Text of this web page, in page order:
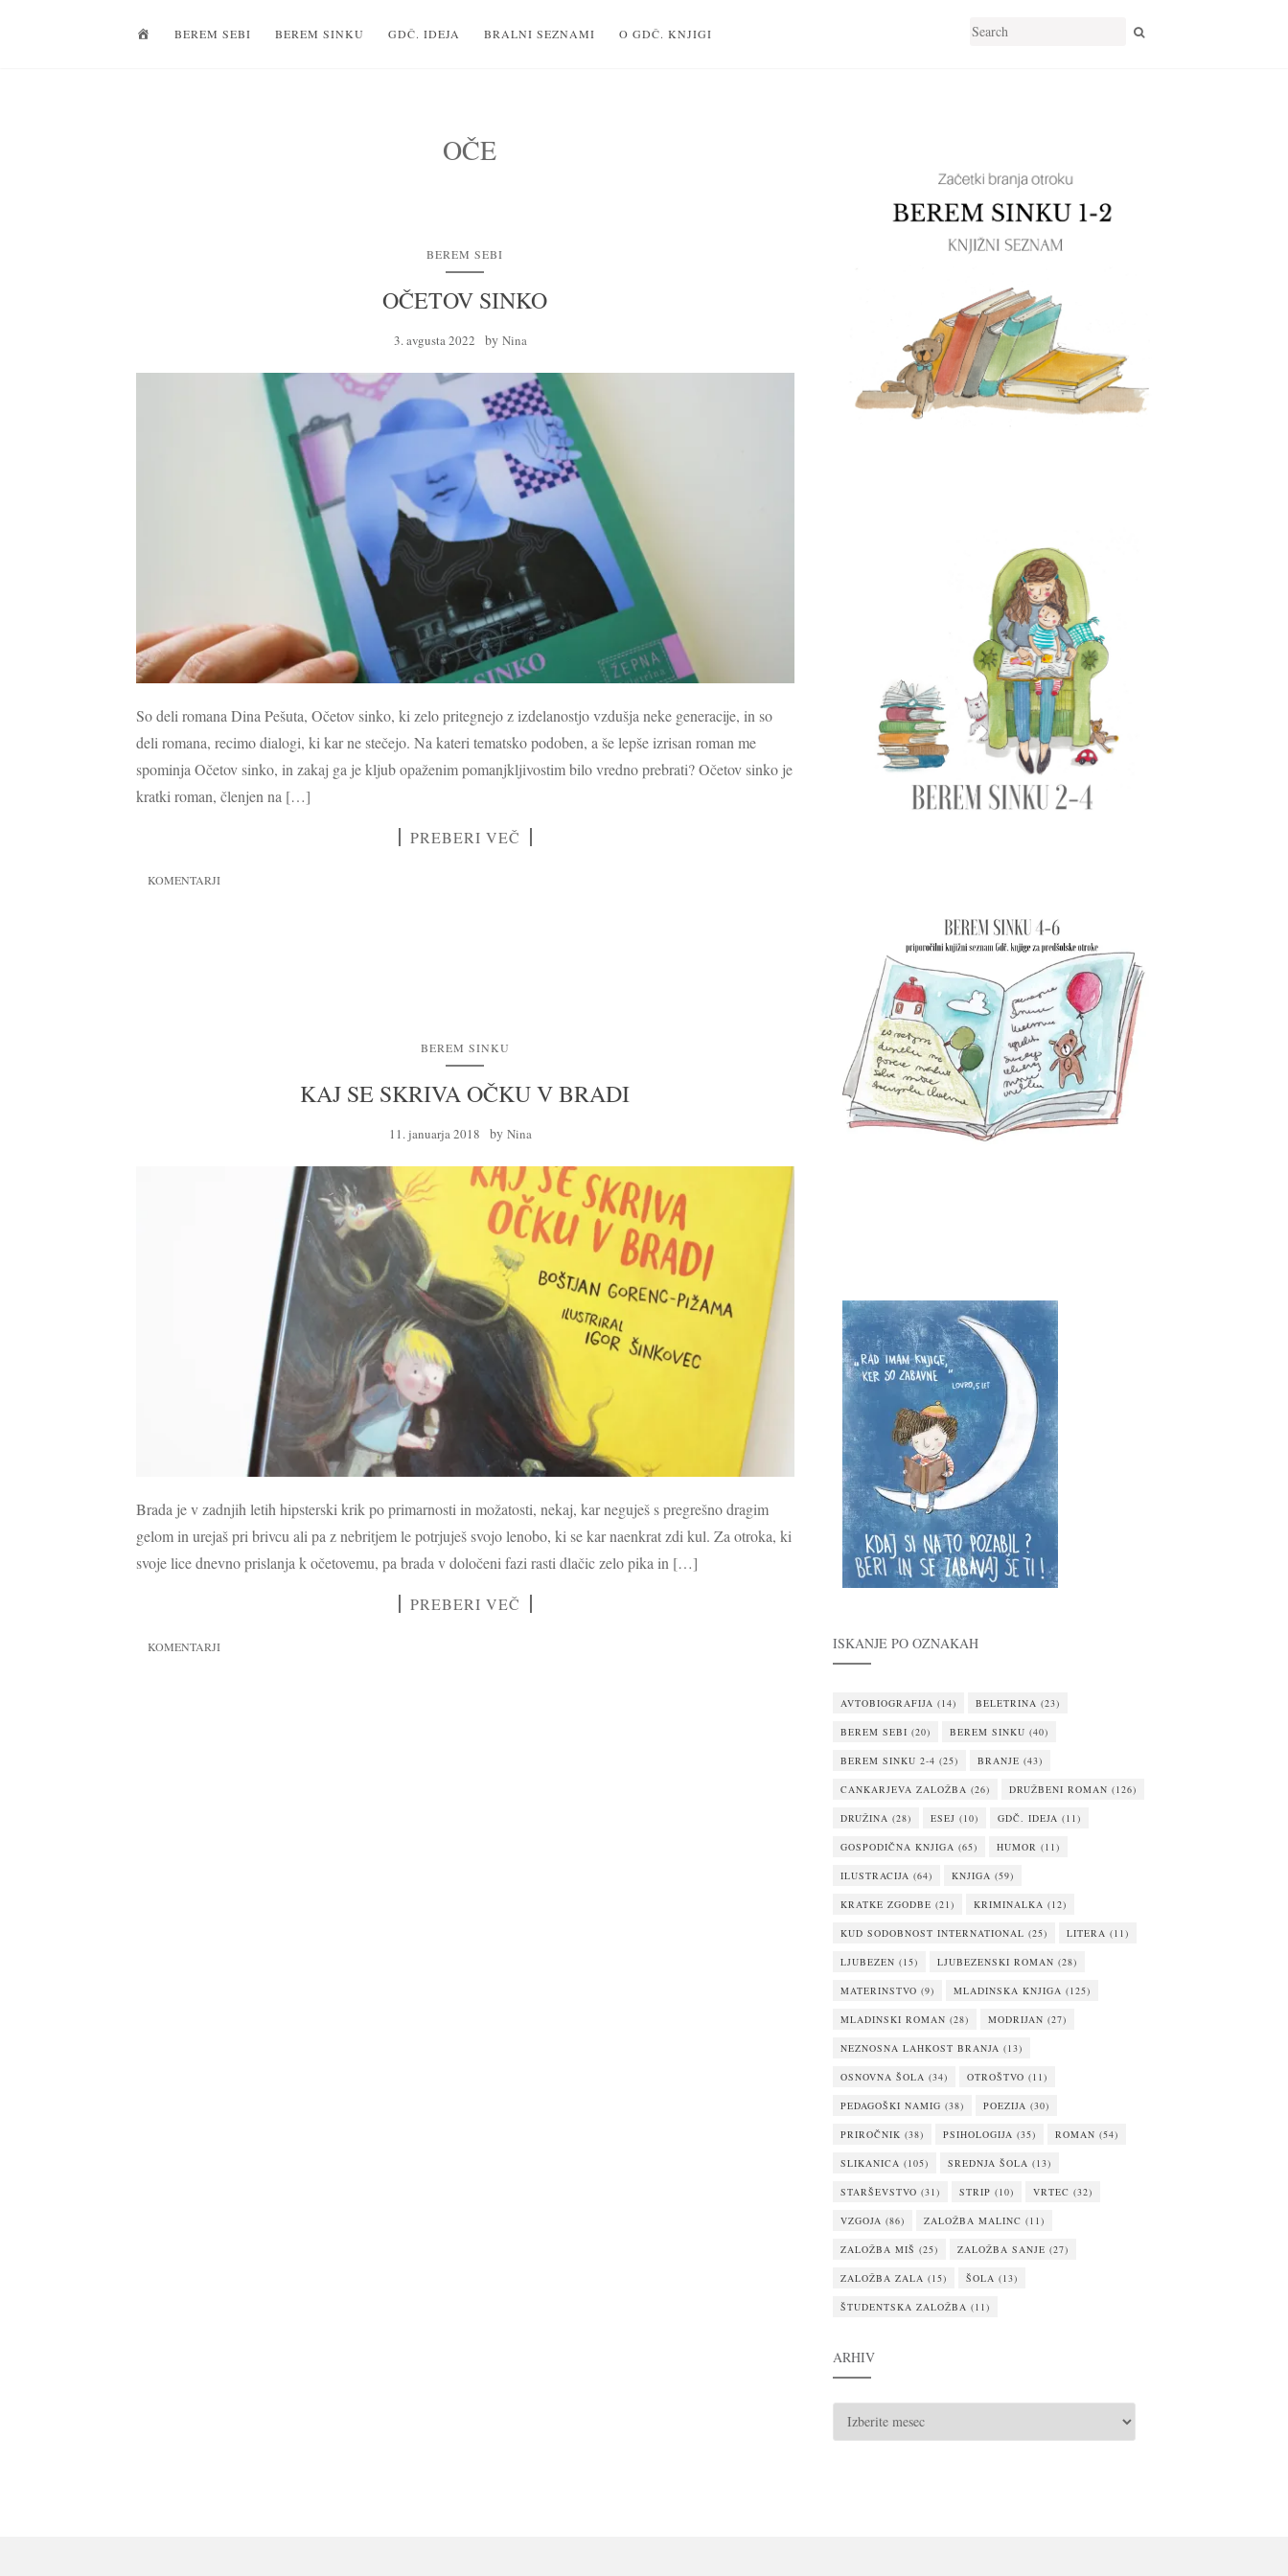
BEREM SEBI BEREM SINKU GDČ. IDEJA BRALNI SEZNAMI O GDČ. KNJIGI
OČE
BEREM SEBI
OČETOV SINKO
3. avgusta 2022 by Nina
So deli romana Dina Pešuta, Očetov sinko, ki zelo pritegnejo z izdelanostjo vzdušja neke generacije, in so
deli romana, recimo dialogi, ki kar ne stečejo. Na kateri tematsko podoben, a še lepše izrisan roman me
spominja Očetov sinko, in zakaj ga je kljub opaženim pomanjkljivostim bilo vredno prebrati? Očetov sinko je
kratki roman, členjen na […]
PREBERI VEČ
KOMENTARJI
BEREM SINKU
KAJ SE SKRIVA OČKU V BRADI
11. januarja 2018 by Nina
Brada je v zadnjih letih hipsterski krik po primarnosti in možatosti, nekaj, kar neguješ s pregrešno dragim
gelom in urejaš pri brivcu ali pa z nebritjem le potrjuješ svojo lenobo, ki se kar naenkrat zdi kul. Za otroka, ki
svoje lice dnevno prislanja k očetovemu, pa brada v določeni fazi rasti dlačic zelo pika in […]
PREBERI VEČ
KOMENTARJI ISKANJE PO OZNAKAH
AVTOBIOGRAFIJA (14) BELETRINA (23)
BEREM SEBI (20) BEREM SINKU (40)
BEREM SINKU 2-4 (25) BRANJE (43)
CANKARJEVA ZALOŽBA (26) DRUŽBENI ROMAN (126)
DRUŽINA (28) ESEJ (10) GDČ. IDEJA (11)
GOSPODIČNA KNJIGA (65) HUMOR (11)
ILUSTRACIJA (64) KNJIGA (59)
KRATKE ZGODBE (21) KRIMINALKA (12)
KUD SODOBNOST INTERNATIONAL (25) LITERA (11)
LJUBEZEN (15) LJUBEZENSKI ROMAN (28)
MATERINSTVO (9) MLADINSKA KNJIGA (125)
MLADINSKI ROMAN (28) MODRIJAN (27)
NEZNOSNA LAHKOST BRANJA (13)
OSNOVNA ŠOLA (34) OTROŠTVO (11)
PEDAGOŠKI NAMIG (38) POEZIJA (30)
PRIROČNIK (38) PSIHOLOGIJA (35) ROMAN (54)
SLIKANICA (105) SREDNJA ŠOLA (13)
STARŠEVSTVO (31) STRIP (10) VRTEC (32)
VZGOJA (86) ZALOŽBA MALINC (11)
ZALOŽBA MIŠ (25) ZALOŽBA SANJE (27)
ZALOŽBA ZALA (15) ŠOLA (13)
ŠTUDENTSKA ZALOŽBA (11)
ARHIV
ARHIV